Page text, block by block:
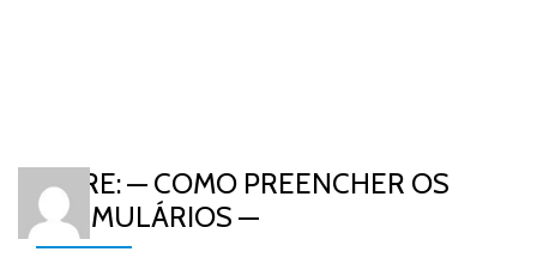
RE: RE: — COMO PREENCHER OS
FORMULÁRIOS —